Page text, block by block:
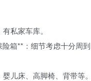
私家车库。
箱**：细节考虑十分周
儿床、高脚椅、背带等。